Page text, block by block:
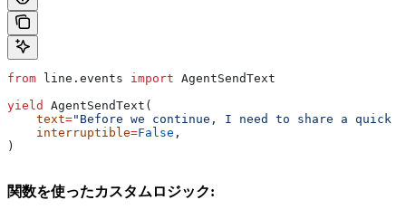
from line.events import AgentSendText
yield
AgentSendText(
    text
="Before we continue, I need to share a quick
    interruptible
=False ,
)
関数を使ったカスタムロジック: